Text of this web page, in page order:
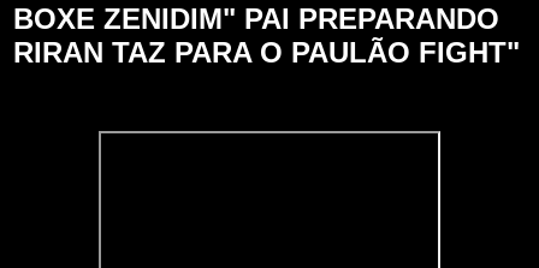
BOXE ZENIDIM" PAI PREPARANDO
RIRAN TAZ PARA O PAULÃO FIGHT"